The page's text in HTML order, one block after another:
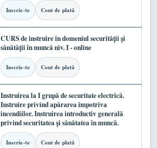
Inscrie-te Cont de plată
CURS de instruire în domeniul securității și
sănătății în muncă niv. I - online
Inscrie-te Cont de plată
Instruirea la I grupă de securitate electrică.
Instruire privind apărarea împotriva
incendiilor. Instruirea introductiv generală
privind securitatea și sănătatea în muncă.
Inscrie-te Cont de plată